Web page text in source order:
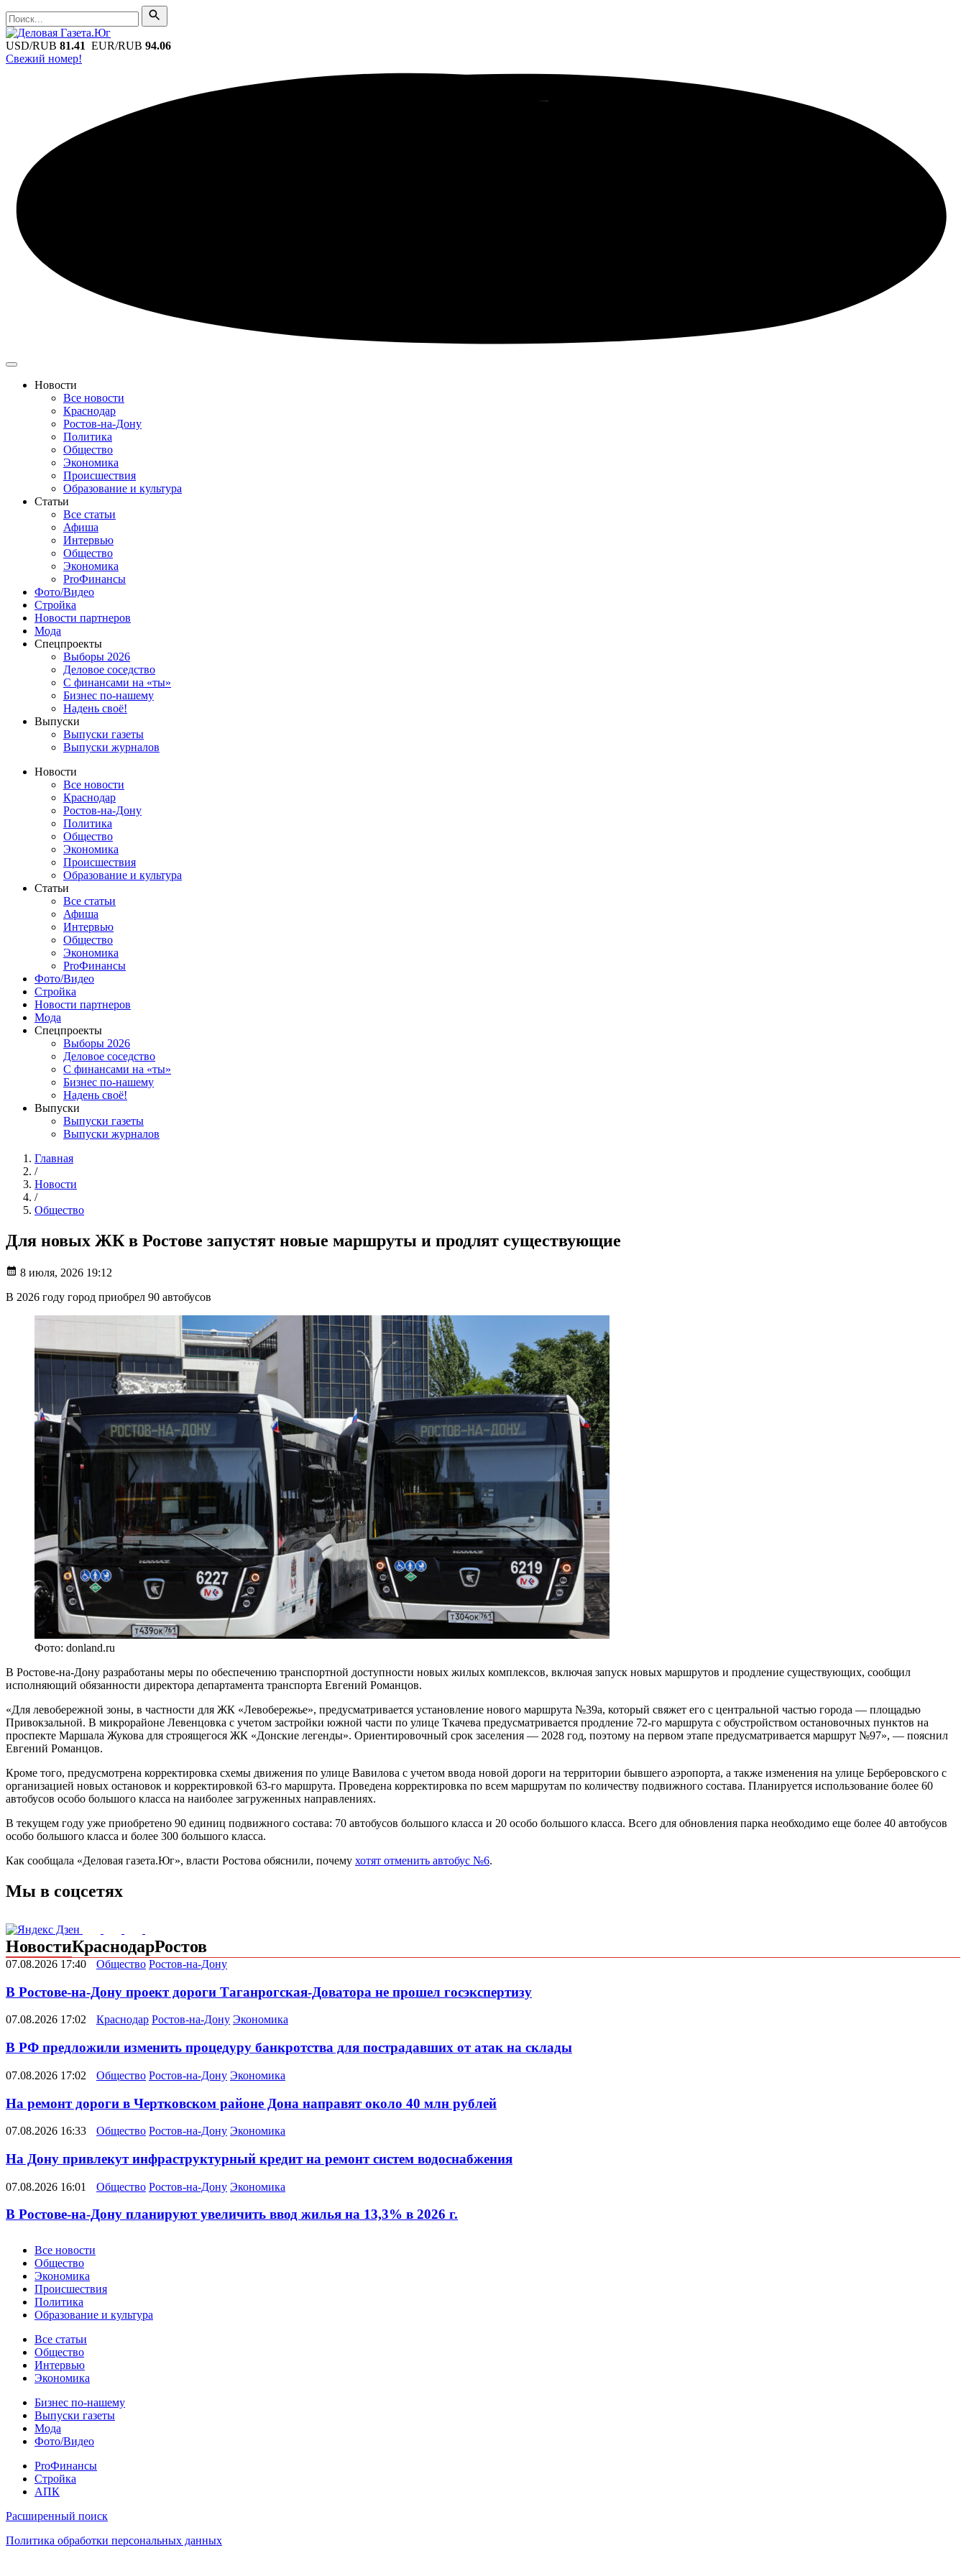
Поиск
Поиск
USD/RUB 81.41 EUR/RUB 94.06
Свежий номер!
Новости
Все новости
Краснодар
Ростов-на-Дону
Политика
Общество
Экономика
Происшествия
Образование и культура
Статьи
Все статьи
Афиша
Интервью
Общество
Экономика
ProФинансы
Фото/Видео
Стройка
Новости партнеров
Мода
Спецпроекты
Выборы 2026
Деловое соседство
С финансами на «ты»
Бизнес по-нашему
Надень своё!
Выпуски
Выпуски газеты
Выпуски журналов
Новости
Все новости
Краснодар
Ростов-на-Дону
Политика
Общество
Экономика
Происшествия
Образование и культура
Статьи
Все статьи
Афиша
Интервью
Общество
Экономика
ProФинансы
Фото/Видео
Стройка
Новости партнеров
Мода
Спецпроекты
Выборы 2026
Деловое соседство
С финансами на «ты»
Бизнес по-нашему
Надень своё!
Выпуски
Выпуски газеты
Выпуски журналов
Главная
/
Новости
/
Общество
Для новых ЖК в Ростове запустят новые маршруты и продлят существующие
8 июля, 2026 19:12
В 2026 году город приобрел 90 автобусов
Фото: donland.ru
В Ростове-на-Дону разработаны меры по обеспечению транспортной доступности новых жилых комплексов, включая запуск новых маршрутов и продление существующих, сообщил
исполняющий обязанности директора департамента транспорта Евгений Романцов.
«Для левобережной зоны, в частности для ЖК «Левобережье», предусматривается установление нового маршрута №39а, который свяжет его с центральной частью города — площадью
Привокзальной. В микрорайоне Левенцовка с учетом застройки южной части по улице Ткачева предусматривается продление 72-го маршрута с обустройством остановочных пунктов на
проспекте Маршала Жукова для строящегося ЖК «Донские легенды». Ориентировочный срок заселения — 2028 год, поэтому на первом этапе предусматривается маршрут №97», — пояснил
Евгений Романцов.
Кроме того, предусмотрена корректировка схемы движения по улице Вавилова с учетом ввода новой дороги на территории бывшего аэропорта, а также изменения на улице Берберовского с
организацией новых остановок и корректировкой 63-го маршрута. Проведена корректировка по всем маршрутам по количеству подвижного состава. Планируется использование более 60
автобусов особо большого класса на наиболее загруженных направлениях.
В текущем году уже приобретено 90 единиц подвижного состава: 70 автобусов большого класса и 20 особо большого класса. Всего для обновления парка необходимо еще более 40 автобусов
особо большого класса и более 300 большого класса.
Как сообщала «Деловая газета.Юг», власти Ростова обяснили, почему хотят отменить автобус №6.
Мы в соцсетях
НовостиКраснодарРостов
07.08.2026 17:40 Общество Ростов-на-Дону
В Ростове-на-Дону проект дороги Таганрогская-Доватора не прошел госэкспертизу
07.08.2026 17:02 Краснодар Ростов-на-Дону Экономика
В РФ предложили изменить процедуру банкротства для пострадавших от атак на склады
07.08.2026 17:02 Общество Ростов-на-Дону Экономика
На ремонт дороги в Чертковском районе Дона направят около 40 млн рублей
07.08.2026 16:33 Общество Ростов-на-Дону Экономика
На Дону привлекут инфраструктурный кредит на ремонт систем водоснабжения
07.08.2026 16:01 Общество Ростов-на-Дону Экономика
В Ростове-на-Дону планируют увеличить ввод жилья на 13,3% в 2026 г.
Новости
Все новости
Общество
Экономика
Происшествия
Политика
Образование и культура
Статьи
Все статьи
Общество
Интервью
Экономика
Разное
Бизнес по-нашему
Выпуски газеты
Мода
Фото/Видео
Pro
ProФинансы
Стройка
АПК
Информация
Расширенный поиск
Политика обработки персональных данных